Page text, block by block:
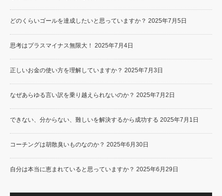
どのくらいゴールを達成したいと思っていますか？ 2025年7月5日
思考はプラスマイナス無限大！ 2025年7月4日
正しいお金の使い方を理解していますか？ 2025年7月3日
なぜあらゆる言い訳を乗り越えられないのか？ 2025年7月2日
できない、分からない、難しいを解決するから成功する 2025年7月1日
コーチングは胡散臭いものなのか？ 2025年6月30日
自分は本当に恵まれていると思っていますか？ 2025年6月29日